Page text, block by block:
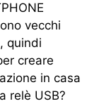
vecchi
quindi
creare
in casa
relè USB?